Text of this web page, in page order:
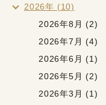
2026年 (10)
2026年8月 (2)
2026年7月 (4)
2026年6月 (1)
2026年5月 (2)
2026年3月 (1)